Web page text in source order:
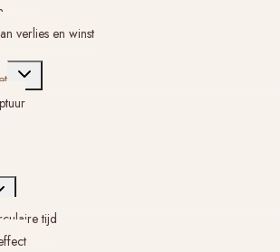
verlies en winst
Toggle
submenu
tijd